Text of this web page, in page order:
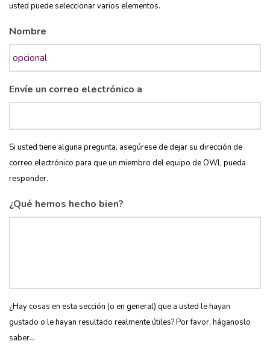
usted puede seleccionar varios elementos.
Nombre
Envíe un correo electrónico a
Si usted tiene alguna pregunta, asegúrese de dejar su dirección de
correo electrónico para que un miembro del equipo de OWL pueda
responder.
¿Qué hemos hecho bien?
¿Hay cosas en esta sección (o en general) que a usted le hayan
gustado o le hayan resultado realmente útiles? Por favor, háganoslo
saber...